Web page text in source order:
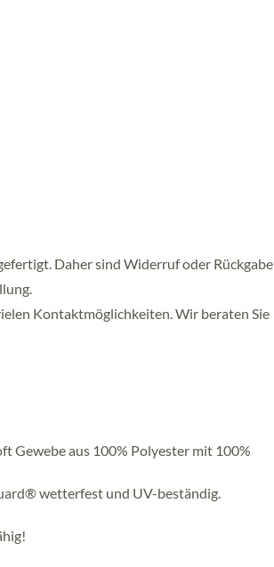
Daher sind Widerruf oder Rückgabe
Kontaktmöglichkeiten. Wir beraten Sie
Gewebe aus 100% Polyester mit 100%
wetterfest und UV-beständig.